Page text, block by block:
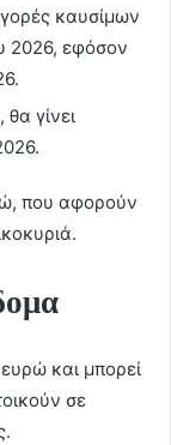
καυσίμων
2026, εφόσον
γίνει
που αφορούν
και μπορεί
σε